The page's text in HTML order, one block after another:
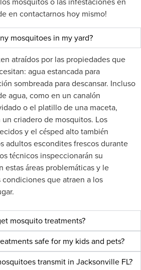
en contactarnos hoy mismo!
mosquitoes in my yard?
atraídos por las propiedades que
agua estancada para
sombreada para descansar. Incluso
agua, como en un canalón
o el platillo de una maceta,
criadero de mosquitos. Los
y el césped alto también
adultos escondites frescos durante
técnicos inspeccionarán su
estas áreas problemáticas y le
condiciones que atraen a los
mosquito treatments?
safe for my kids and pets?
transmit in Jacksonville FL?